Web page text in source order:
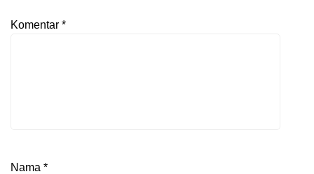
Komentar *
Nama *